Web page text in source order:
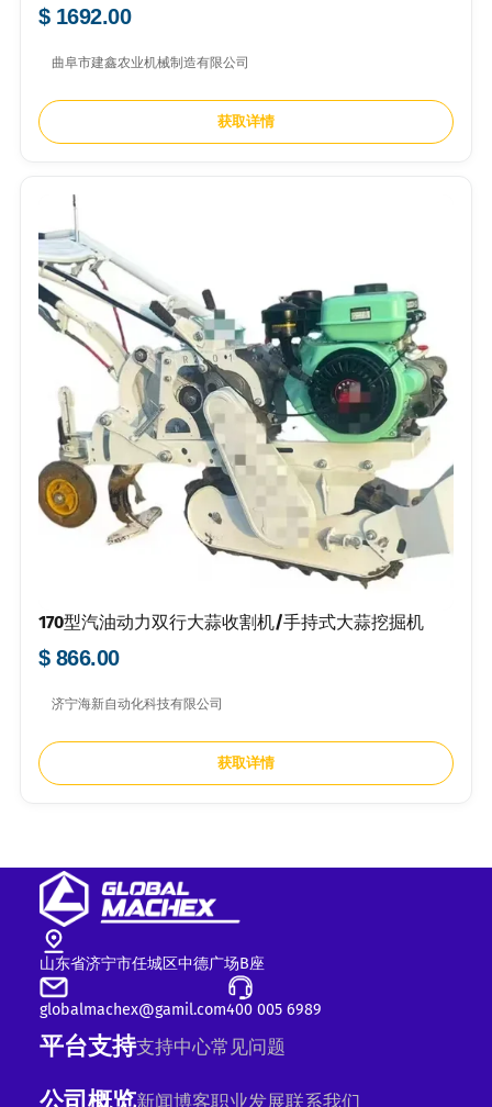
$ 1692.00
曲阜市建鑫农业机械制造有限公司
获取详情
170型汽油动力双行大蒜收割机/手持式大蒜挖掘机
$ 866.00
济宁海新自动化科技有限公司
获取详情
山东省济宁市任城区中德广场B座
globalmachex@gamil.com400 005 6989
平台支持支持中心常见问题
新闻博客职业发展联系我们